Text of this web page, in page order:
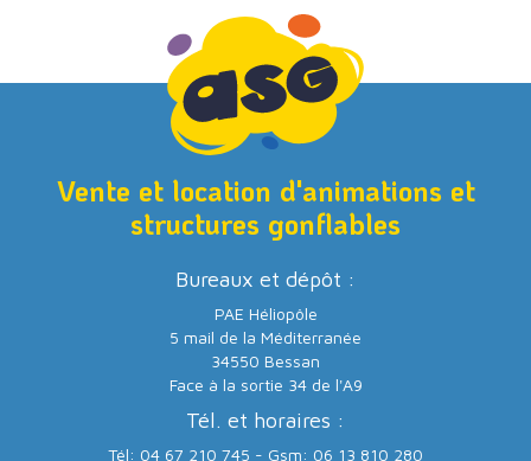
Vente et location d'animations et
structures gonflables
Bureaux et dépôt :
PAE Héliopôle
5 mail de la Méditerranée
34550 Bessan
Face à la sortie 34 de l'A9
Tél. et horaires :
Tél: 04 67 210 745 - Gsm: 06 13 810 280